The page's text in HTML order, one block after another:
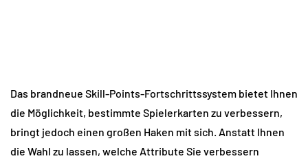
Das brandneue Skill-Points-Fortschrittssystem bietet Ihnen
die Möglichkeit, bestimmte Spielerkarten zu verbessern,
bringt jedoch einen großen Haken mit sich. Anstatt Ihnen
die Wahl zu lassen, welche Attribute Sie verbessern